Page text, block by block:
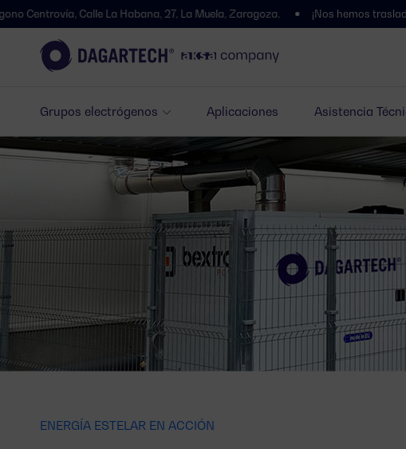
Grupos electrógenos Aplicaciones Asistencia
La Habana, 27, La Muela, Zaragoza. ¡Nos hemos trasladado! Te
ENERGÍA ESTELAR EN ACCIÓN